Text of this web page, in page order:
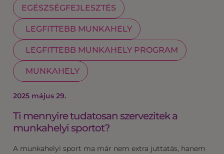
EGÉSZSÉGFEJLESZTÉS
LEGFITTEBB MUNKAHELY
LEGFITTEBB MUNKAHELY PROGRAM
MUNKAHELY
2025 május 29.
Ti mennyire tudatosan szervezitek a
munkahelyi sportot?
A munkahelyi sport ma már nem extra juttatás, hanem